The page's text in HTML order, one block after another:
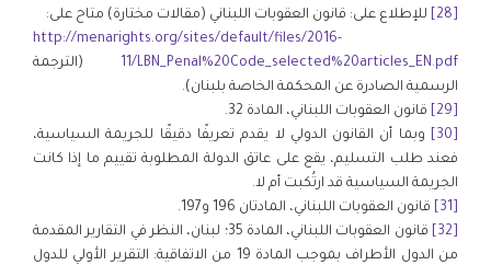
[28]
للإطلاع على: قانون العقوبات اللبناني (مقالات مختارة) متاح على:
http://menarights.org/sites/default/files/2016-
11/LBN_Penal%20Code_selected%20articles_EN.pdf
(الترجمة
الرسمية الصادرة عن المحكمة الخاصة بلبنان).
[29]
قانون العقوبات اللبناني، المادة 32.
[30]
وبما أن القانون الدولي لا يقدم تعريفًا دقيقًا للجريمة السياسية،
فعند طلب التسليم، يقع على عاتق الدولة المطلوبة تقييم ما إذا كانت
الجريمة السياسية قد ارتُكبت أم لا.
[31]
قانون العقوبات اللبناني، المادتان 196 و197.
[32]
قانون العقوبات اللبناني، المادة 35؛ لبنان، النظر في التقارير المقدمة
من الدول الأطراف بموجب المادة 19 من الاتفاقية: التقرير الأولي للدول